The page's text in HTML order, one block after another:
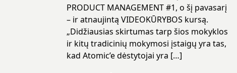
PRODUCT MANAGEMENT #1, o šį pavasarį
– ir atnaujintą VIDEOKŪRYBOS kursą.
„Didžiausias skirtumas tarp šios mokyklos
ir kitų tradicinių mokymosi įstaigų yra tas,
kad Atomic’e dėstytojai yra […]